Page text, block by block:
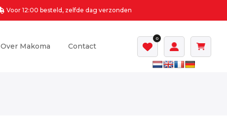
Voor 12:00 besteld, zelfde dag verzonden
Over Makoma Contact
0